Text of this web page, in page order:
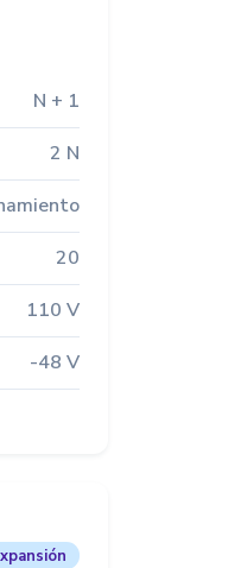
N + 1
2 N
20
110 V
-48 V